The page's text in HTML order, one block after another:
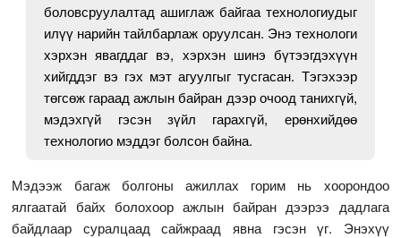
боловсруулалтад ашиглаж байгаа технологиудыг
илүү нарийн тайлбарлаж оруулсан. Энэ технологи
хэрхэн явагддаг вэ, хэрхэн шинэ бүтээгдэхүүн
хийгддэг вэ гэх мэт агуулгыг тусгасан. Тэгэхээр
төгсөж гараад ажлын байран дээр очоод танихгүй,
мэдэхгүй гэсэн зүйл гарахгүй, ерөнхийдөө
технологио мэддэг болсон байна.
Мэдээж багаж болгоны ажиллах горим нь хоорондоо
ялгаатай байх болохоор ажлын байран дээрээ дадлага
байдлаар суралцаад сайжраад явна гэсэн үг. Энэхүү